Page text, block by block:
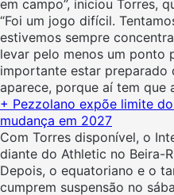
em campo”, iniciou Torres,
“Foi um jogo difícil.
estivemos sempre
levar pelo menos um ponto
importante estar preparado
aparece, porque aí tem que
+ Pezzolano expõe limite
mudança em 2027
Com Torres disponível, o
diante do Athletic no Beira-
Depois, o equatoriano e o
cumprem suspensão no